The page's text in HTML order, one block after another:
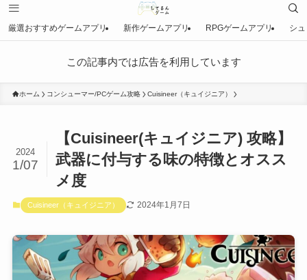
厳選おすすめゲームアプリ 新作ゲームアプリ RPGゲームアプリ シ
この記事内では広告を利用しています
ホーム コンシューマー/PCゲーム攻略 Cuisineer（キュイジニア）
【Cuisineer(キュイジニア) 攻略】
武器に付与する味の特徴とオスス
メ度
2024
1/07
Cuisineer（キュイジニア） 2024年1月7日